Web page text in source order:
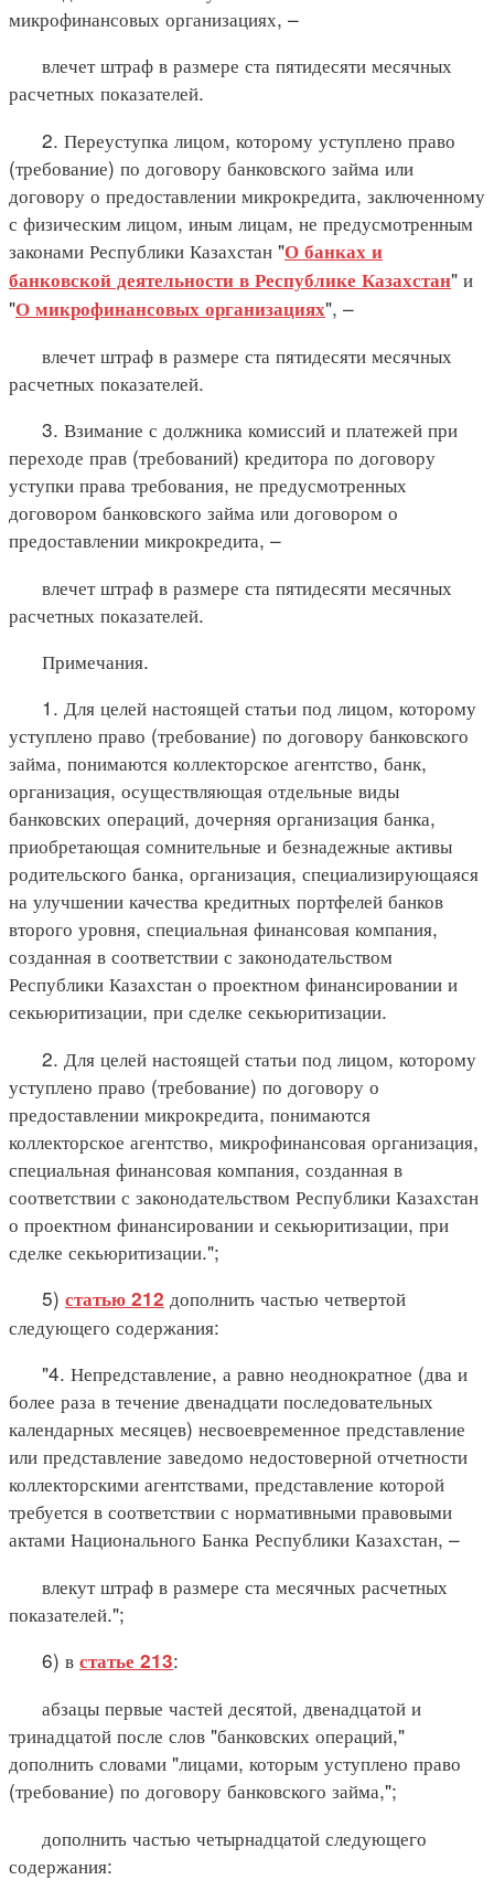
микрофинансовых организациях, –
влечет штраф в размере ста пятидесяти месячных
расчетных показателей.
2. Переуступка лицом, которому уступлено право
(требование) по договору банковского займа или
договору о предоставлении микрокредита, заключенному
с физическим лицом, иным лицам, не предусмотренным
законами Республики Казахстан "О банках и
банковской деятельности в Республике Казахстан" и
"О микрофинансовых организациях", –
влечет штраф в размере ста пятидесяти месячных
расчетных показателей.
3. Взимание с должника комиссий и платежей при
переходе прав (требований) кредитора по договору
уступки права требования, не предусмотренных
договором банковского займа или договором о
предоставлении микрокредита, –
влечет штраф в размере ста пятидесяти месячных
расчетных показателей.
Примечания.
1. Для целей настоящей статьи под лицом, которому
уступлено право (требование) по договору банковского
займа, понимаются коллекторское агентство, банк,
организация, осуществляющая отдельные виды
банковских операций, дочерняя организация банка,
приобретающая сомнительные и безнадежные активы
родительского банка, организация, специализирующаяся
на улучшении качества кредитных портфелей банков
второго уровня, специальная финансовая компания,
созданная в соответствии с законодательством
Республики Казахстан о проектном финансировании и
секьюритизации, при сделке секьюритизации.
2. Для целей настоящей статьи под лицом, которому
уступлено право (требование) по договору о
предоставлении микрокредита, понимаются
коллекторское агентство, микрофинансовая организация,
специальная финансовая компания, созданная в
соответствии с законодательством Республики Казахстан
о проектном финансировании и секьюритизации, при
сделке секьюритизации.";
5) статью 212 дополнить частью четвертой
следующего содержания:
"4. Непредставление, а равно неоднократное (два и
более раза в течение двенадцати последовательных
календарных месяцев) несвоевременное представление
или представление заведомо недостоверной отчетности
коллекторскими агентствами, представление которой
требуется в соответствии с нормативными правовыми
актами Национального Банка Республики Казахстан, –
влекут штраф в размере ста месячных расчетных
показателей.";
6) в статье 213:
абзацы первые частей десятой, двенадцатой и
тринадцатой после слов "банковских операций,"
дополнить словами "лицами, которым уступлено право
(требование) по договору банковского займа,";
дополнить частью четырнадцатой следующего
содержания: